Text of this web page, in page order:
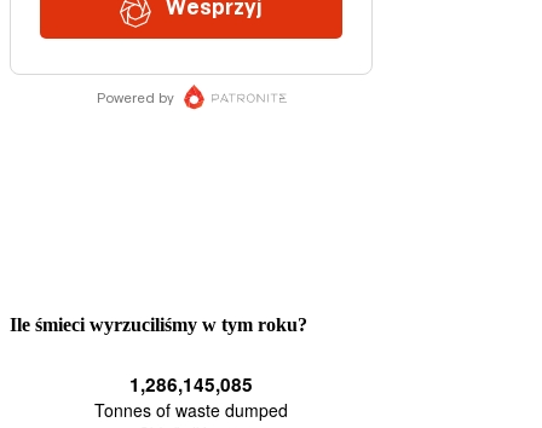
Ile śmieci wyrzuciliśmy w tym roku?